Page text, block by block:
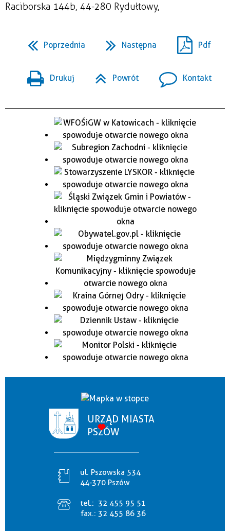
Raciborska 144b, 44-280 Rydułtowy,
Poprzednia Następna Pdf
Drukuj Powrót Kontakt
URZĄD MIASTA
PSZÓW
ul. Pszowska 534
44-370 Pszów
tel.: 32 455 95 51
fax.: 32 455 86 36